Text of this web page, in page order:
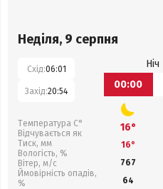
Неділя, 9 серпня
Схід:06:01
Захід:20:54
Температура С°
Відчувається як
Тиск, мм
Вологість, %
Вітер, м/с
Ймовірність опадів,
%
Ніч
00:00
16°
16°
767
64